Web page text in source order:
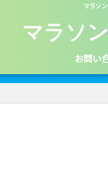
マラソ
マラソ
お問い